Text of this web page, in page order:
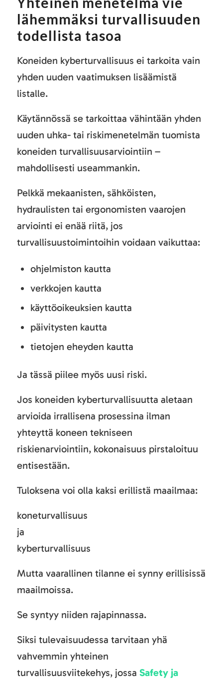
lähemmäksi turvallisuuden
todellista tasoa
Koneiden kyberturvallisuus ei tarkoita vain
yhden uuden vaatimuksen lisäämistä
listalle.
Käytännössä se tarkoittaa vähintään yhden
uuden uhka- tai riskimenetelmän tuomista
koneiden turvallisuusarviointiin –
mahdollisesti useammankin.
Pelkkä mekaanisten, sähköisten,
hydraulisten tai ergonomisten vaarojen
arviointi ei enää riitä, jos
turvallisuustoimintoihin voidaan vaikuttaa:
ohjelmiston kautta
verkkojen kautta
käyttöoikeuksien kautta
päivitysten kautta
tietojen eheyden kautta
Ja tässä piilee myös uusi riski.
Jos koneiden kyberturvallisuutta aletaan
arvioida irrallisena prosessina ilman
yhteyttä koneen tekniseen
riskienarviointiin, kokonaisuus pirstaloituu
entisestään.
Tuloksena voi olla kaksi erillistä maailmaa:
koneturvallisuus
ja
kyberturvallisuus
Mutta vaarallinen tilanne ei synny erillisissä
maailmoissa.
Se syntyy niiden rajapinnassa.
Siksi tulevaisuudessa tarvitaan yhä
vahvemmin yhteinen
turvallisuusviitekehys, jossa Safety ja